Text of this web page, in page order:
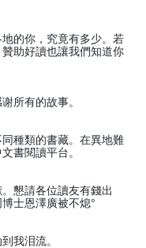
的你，究竟有多少。若
贊助好讀也讓我們知道你
所有的故事。
種類的書藏。在異地難
書閱讀平台。
懇請各位讀友有錢出
士恩澤廣被不熄°
我泪流。